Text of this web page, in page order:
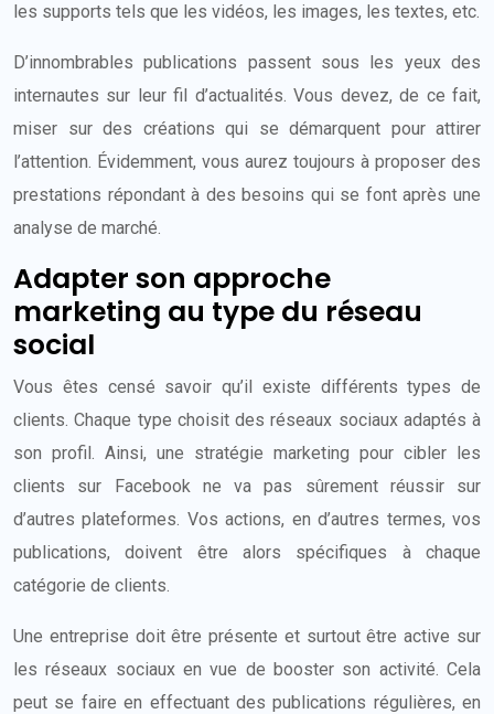
les supports tels que les vidéos, les images, les textes, etc.
D’innombrables publications passent sous les yeux des
internautes sur leur fil d’actualités. Vous devez, de ce fait,
miser sur des créations qui se démarquent pour attirer
l’attention. Évidemment, vous aurez toujours à proposer des
prestations répondant à des besoins qui se font après une
analyse de marché.
Adapter son approche
marketing au type du réseau
social
Vous êtes censé savoir qu’il existe différents types de
clients. Chaque type choisit des réseaux sociaux adaptés à
son profil. Ainsi, une stratégie marketing pour cibler les
clients sur Facebook ne va pas sûrement réussir sur
d’autres plateformes. Vos actions, en d’autres termes, vos
publications, doivent être alors spécifiques à chaque
catégorie de clients.
Une entreprise doit être présente et surtout être active sur
les réseaux sociaux en vue de booster son activité. Cela
peut se faire en effectuant des publications régulières, en